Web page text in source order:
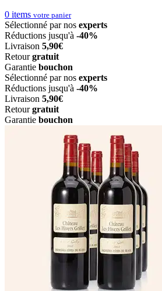
0 items votre panier
Sélectionné par nos experts
Réductions jusqu'à -40%
Livraison 5,90€
Retourgratuit
Garantie bouchon
Sélectionné par nos experts
Réductions jusqu'à -40%
Livraison 5,90€
Retourgratuit
Garantie bouchon